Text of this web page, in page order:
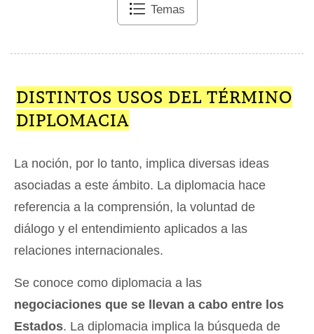
Temas
DISTINTOS USOS DEL TÉRMINO
DIPLOMACIA
La noción, por lo tanto, implica diversas ideas
asociadas a este ámbito. La diplomacia hace
referencia a la comprensión, la voluntad de
diálogo y el entendimiento aplicados a las
relaciones internacionales.
Se conoce como diplomacia a las
negociaciones que se llevan a cabo entre los
Estados. La diplomacia implica la búsqueda de